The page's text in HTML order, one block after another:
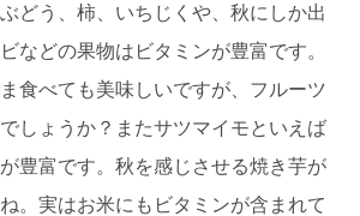
どう、柿、いちじくや、秋にしか出
などの果物はビタミンが豊富です。
食べても美味しいですが、フルーツ
しょうか？またサツマイモといえば
豊富です。秋を感じさせる焼き芋が
。実はお米にもビタミンが含まれて